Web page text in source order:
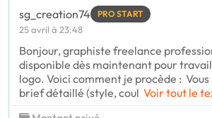
sg_creation74 PRO START
25 avril à 23:48
Bonjour, graphiste freelance
disponible dès maintenant pour
logo. Voici comment je procède :
brief détaillé (style, coul Voir tout le